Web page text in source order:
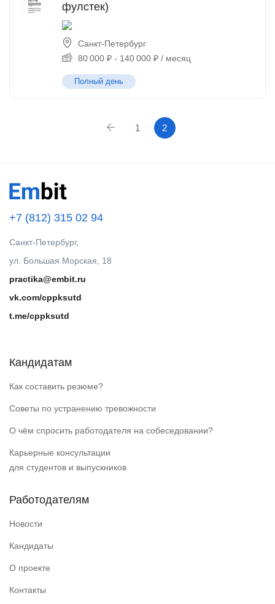
фулстек)
Санкт-Петербург
80 000 ₽ - 140 000 ₽ / месяц
Полный день
1 2
+7 (812) 315 02 94
Санкт-Петербург,
ул. Большая Морская, 18
practika@embit.ru
vk.com/cppksutd
t.me/cppksutd
Кандидатам
Как составить резюме?
Советы по устранению тревожности
О чём спросить работодателя на собеседовании?
Карьерные консультации
для студентов и выпускников
Работодателям
Новости
Кандидаты
О проекте
Контакты